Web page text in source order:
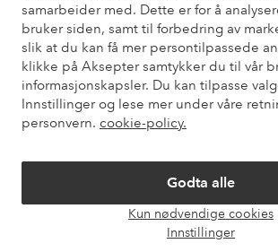
samarbeider med. Dette er for å
bruker siden, samt til forbedring av
slik at du kan få mer persontilpassede
klikke på Aksepter samtykker du til vår
informasjonskapsler. Du kan tilpasse
Innstillinger og lese mer under våre
personvern. cookie-policy.
Godta alle
Kun nødvendige cookies
Innstillinger
Sikre betalinger
Vil du vite mer om våre
elpy